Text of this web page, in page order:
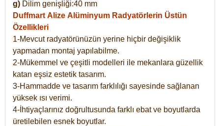
g) Dilim genişliği:40 mm
Duffmart Alize Alüminyum Radyatörlerin Üstün
Özellikleri
1-Mevcut radyatörünüzün yerine hiçbir değişiklik
yapmadan montaj yapılabilme.
2-Mükemmel ve çeşitli modelleri ile mekanlara güzellik
katan eşsiz estetik tasarım.
3-Hammadde ve tasarım farklılığı sayesinde sağlanan
yüksek ısı verimi.
4-İhtiyaçlarınız doğrultusunda farklı ebat ve boyutlarda
üretilebilen esnek boyutlar.